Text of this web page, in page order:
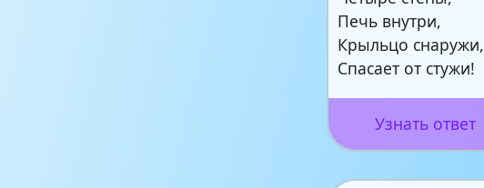
Печь внутри,
Крыльцо снаружи,
Спасает от стужи!
Узнать ответ